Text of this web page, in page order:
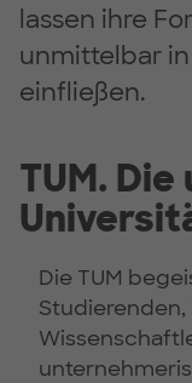
lassen ihre
unmittelbar
einfließen.
TUM.
Die TUM